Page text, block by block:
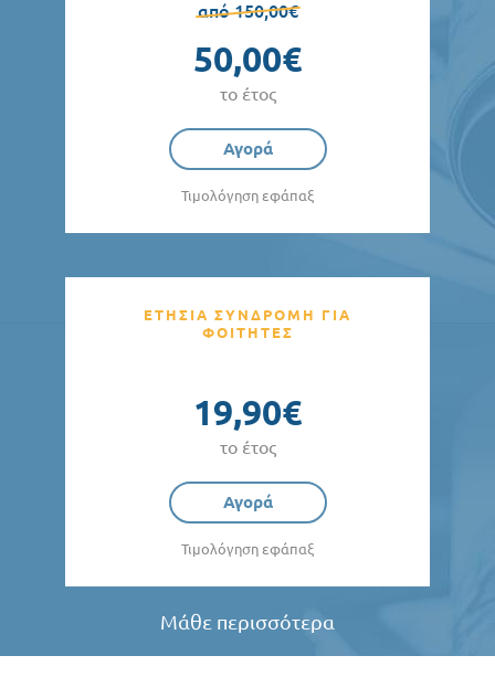
από 150,00€
50,00€
το έτος
Αγορά
Τιμολόγηση εφάπαξ
ΕΤΗΣΙΑ ΣΥΝΔΡΟΜΗ ΓΙΑ
ΦΟΙΤΗΤΕΣ
19,90€
το έτος
Αγορά
Τιμολόγηση εφάπαξ
Μάθε περισσότερα